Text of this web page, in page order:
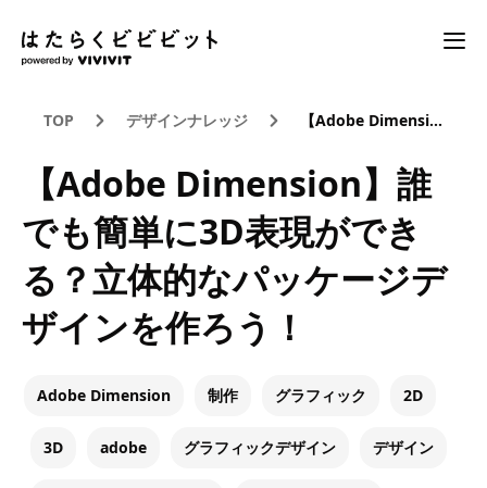
TOP デザインナレッジ 【Adobe Dimension】誰でも簡単に3D表現ができる？立体的なパッケージデザインを作ろう！
【Adobe Dimension】誰
でも簡単に3D表現ができ
る？立体的なパッケージデ
ザインを作ろう！
Adobe Dimension 制作 グラフィック 2D
3D adobe グラフィックデザイン デザイン